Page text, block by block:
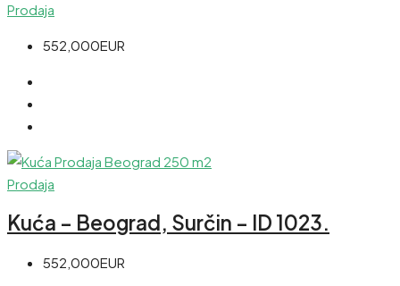
Prodaja
552,000EUR
Prodaja
Kuća – Beograd, Surčin – ID 1023.
552,000EUR